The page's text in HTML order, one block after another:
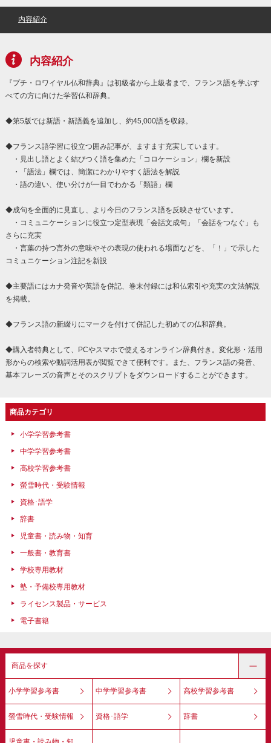
内容紹介
内容紹介
『プチ・ロワイヤル仏和辞典』は初級者から上級者まで、フランス語を学ぶす
べての方に向けた学習仏和辞典。
◆第5版では新語・新語義を追加し、約45,000語を収録。
◆フランス語学習に役立つ囲み記事が、ますます充実しています。
・見出し語とよく結びつく語を集めた「コロケーション」欄を新設
・「語法」欄では、簡潔にわかりやすく語法を解説
・語の違い、使い分けが一目でわかる「類語」欄
◆成句を全面的に見直し、より今日のフランス語を反映させています。
・コミュニケーションに役立つ定型表現「会話文成句」「会話をつなぐ」も
さらに充実
・言葉の持つ言外の意味やその表現の使われる場面などを、「！」で示した
コミュニケーション注記を新設
◆主要語にはカナ発音や英語を併記、巻末付録には和仏索引や充実の文法解説
を掲載。
◆フランス語の新綴りにマークを付けて併記した初めての仏和辞典。
◆購入者特典として、PCやスマホで使えるオンライン辞典付き。変化形・活用
形からの検索や動詞活用表が閲覧できて便利です。また、フランス語の発音、
基本フレーズの音声とそのスクリプトをダウンロードすることができます。
商品カテゴリ
小学学習参考書
中学学習参考書
高校学習参考書
螢雪時代・受験情報
資格･語学
辞書
児童書・読み物・知育
一般書・教育書
学校専用教材
塾・予備校専用教材
ライセンス製品・サービス
電子書籍
商品を探す
小学学習参考書 中学学習参考書 高校学習参考書
螢雪時代・受験情報 資格･語学 辞書